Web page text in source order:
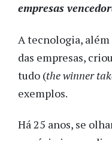
empresas
A tecnologia,
das empresas,
tudo (the winner
exemplos.
Há 25 anos, se